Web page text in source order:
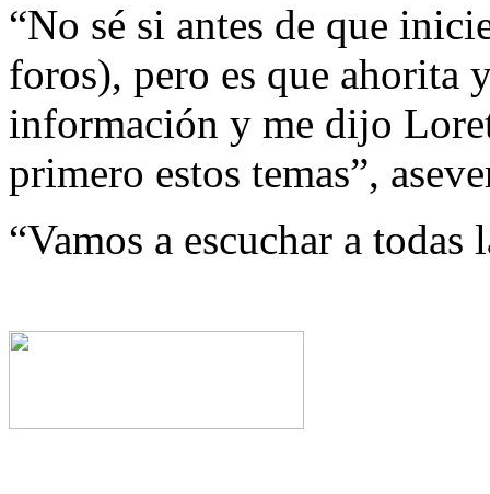
“No sé si antes de que
foros), pero es que ahorita
información y me dijo
primero estos temas”,
“Vamos a escuchar a todas